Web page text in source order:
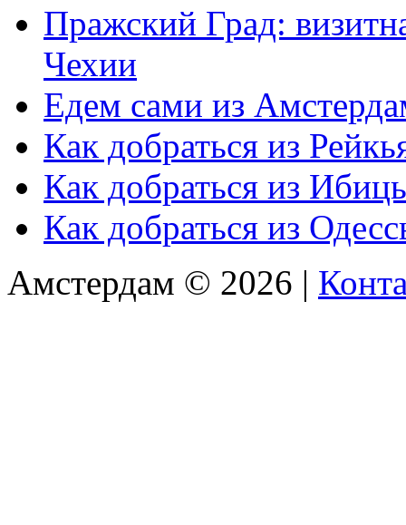
Пражский Град:
Чехии
Едем сами из
Как добраться из
Как добраться из
Как добраться из
Амстердам © 2026 |